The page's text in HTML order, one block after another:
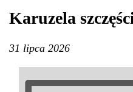
Karuzela
31 lipca 2026